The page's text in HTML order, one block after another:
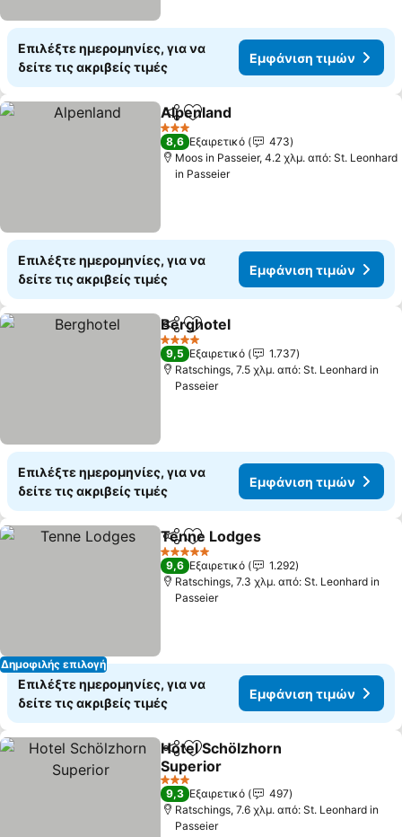
Επιλέξτε ημερομηνίες, για να
δείτε τις ακριβείς τιμές
Εμφάνιση τιμών
Κοινοποίηση
Προσθήκη στα αγαπημένα
Alpenland
3 Αστέρια
8,6 Εξαιρετικό
473
Moos in Passeier, 4.2 χλμ. από: St. Leonhard
in Passeier
Επιλέξτε ημερομηνίες, για να
δείτε τις ακριβείς τιμές
Εμφάνιση τιμών
Κοινοποίηση
Προσθήκη στα αγαπημένα
Berghotel
4 Αστέρια
9,5 Εξαιρετικό
1.737
Ratschings, 7.5 χλμ. από: St. Leonhard in
Passeier
Επιλέξτε ημερομηνίες, για να
δείτε τις ακριβείς τιμές
Εμφάνιση τιμών
Δημοφιλής επιλογή
Κοινοποίηση
Προσθήκη στα αγαπημένα
Tenne Lodges
5 Αστέρια
9,6 Εξαιρετικό
1.292
Ratschings, 7.3 χλμ. από: St. Leonhard in
Passeier
Επιλέξτε ημερομηνίες, για να
δείτε τις ακριβείς τιμές
Εμφάνιση τιμών
Κοινοποίηση
Προσθήκη στα αγαπημένα
Hotel Schölzhorn
Superior
Εμφάνιση τιμών
3 Αστέρια
9,3 Εξαιρετικό
497
Ratschings, 7.6 χλμ. από: St. Leonhard in
Passeier